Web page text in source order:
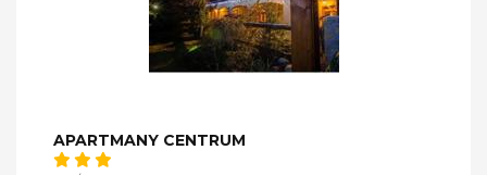
APARTMANY CENTRUM